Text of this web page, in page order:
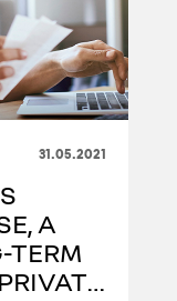
31.05.2021
A
TERM